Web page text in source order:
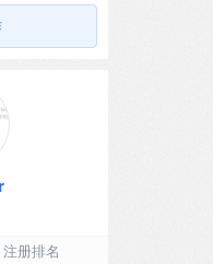
注册排名